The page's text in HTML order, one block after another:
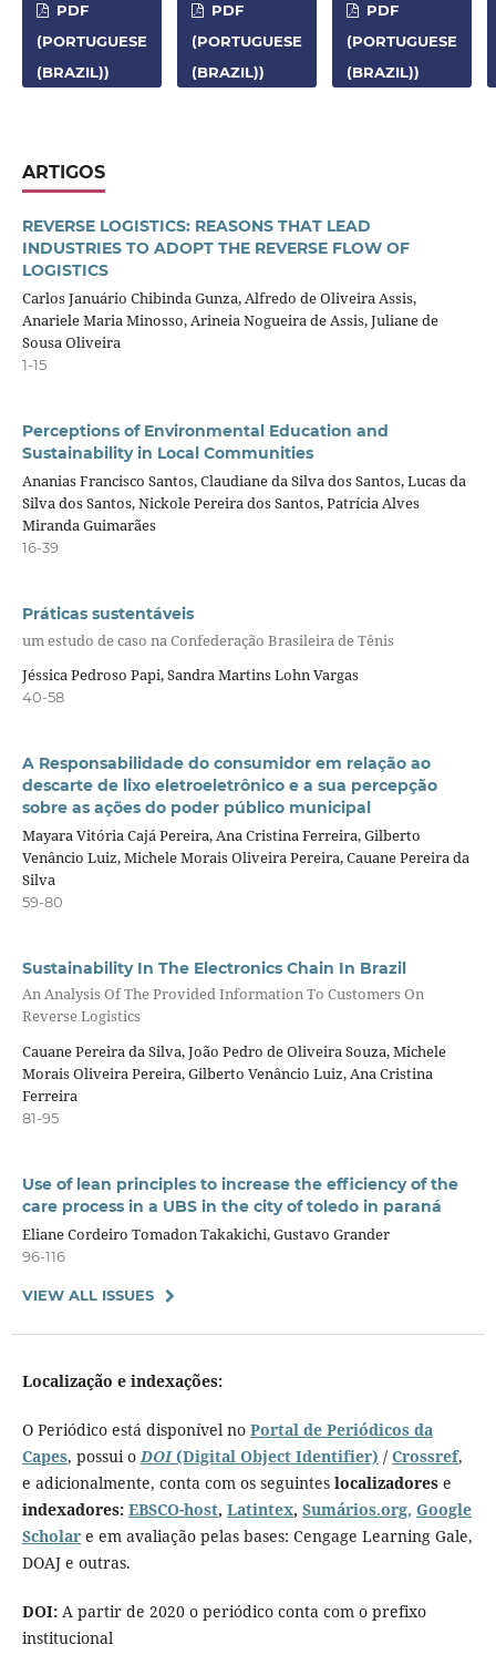
PDF
(PORTUGUESE
(BRAZIL))
PDF
(PORTUGUESE
(BRAZIL))
PDF
(PORTUGUESE
(BRAZIL))
ARTIGOS
REVERSE LOGISTICS: REASONS THAT LEAD
INDUSTRIES TO ADOPT THE REVERSE FLOW OF
LOGISTICS
Carlos Januário Chibinda Gunza, Alfredo de Oliveira Assis,
Anariele Maria Minosso, Arineia Nogueira de Assis, Juliane de
Sousa Oliveira
1-15
Perceptions of Environmental Education and
Sustainability in Local Communities
Ananias Francisco Santos, Claudiane da Silva dos Santos, Lucas da
Silva dos Santos, Nickole Pereira dos Santos, Patrícia Alves
Miranda Guimarães
16-39
Práticas sustentáveis
um estudo de caso na Confederação Brasileira de Tênis
Jéssica Pedroso Papi, Sandra Martins Lohn Vargas
40-58
A Responsabilidade do consumidor em relação ao
descarte de lixo eletroeletrônico e a sua percepção
sobre as ações do poder público municipal
Mayara Vitória Cajá Pereira, Ana Cristina Ferreira, Gilberto
Venâncio Luiz, Michele Morais Oliveira Pereira, Cauane Pereira da
Silva
59-80
Sustainability In The Electronics Chain In Brazil
An Analysis Of The Provided Information To Customers On
Reverse Logistics
Cauane Pereira da Silva, João Pedro de Oliveira Souza, Michele
Morais Oliveira Pereira, Gilberto Venâncio Luiz, Ana Cristina
Ferreira
81-95
Use of lean principles to increase the efficiency of the
care process in a UBS in the city of toledo in paraná
Eliane Cordeiro Tomadon Takakichi, Gustavo Grander
96-116
VIEW ALL ISSUES
Localização e indexações:
O Periódico está disponível no Portal de Periódicos da
Capes, possui o DOI(Digital Object Identifier) / Crossref,
e adicionalmente, conta com os seguintes localizadorese
indexadores: EBSCO-host, Latintex, Sumários.org, Google
Scholare em avaliação pelas bases: Cengage Learning Gale,
DOAJ e outras.
DOI: A partir de 2020 o periódico conta com o prefixo
institucional